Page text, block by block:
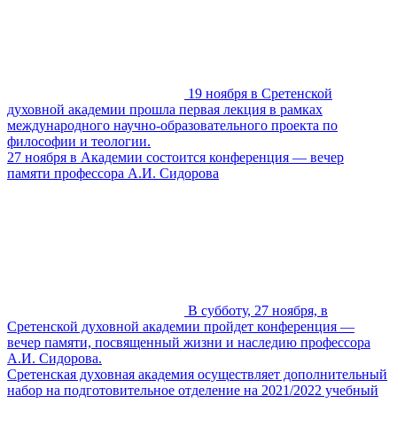
19 ноября в Сретенской
духовной академии прошла первая лекция в рамках
международного научно-образовательного проекта по
философии и теологии.
27 ноября в Академии состоится конференция — вечер
памяти профессора А.И. Сидорова
В субботу, 27 ноября, в
Сретенской духовной академии пройдет конференция —
вечер памяти, посвященный жизни и наследию профессора
А.И. Сидорова.
Сретенская духовная академия осуществляет дополнительный
набор на подготовительное отделение на 2021/2022 учебный